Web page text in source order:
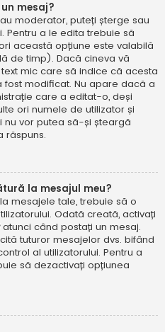
mesaj?
moderator, puteți șterge sau
a le edita trebuie să
această opțiune este valabilă
de timp). Dacă cineva vă
mic care să indice că acesta
modificat. Nu apare dacă a
care a editat-o, deși
ori numele de utilizator și
nu vor putea să-și șteargă
răspuns.
la mesajul meu?
mesajele tale, trebuie să o
Odată creată, activați
atunci când postați un mesaj.
tuturor mesajelor dvs. bifând
al utilizatorului. Pentru a
să dezactivați opțiunea